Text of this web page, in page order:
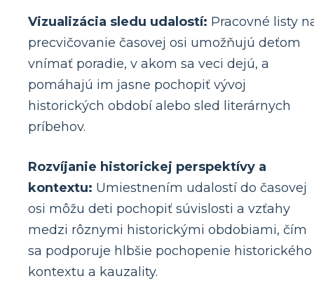
Vizualizácia sledu udalostí: Pracovné listy
precvičovanie časovej osi umožňujú deťom
vnímať poradie, v akom sa veci dejú, a
pomáhajú im jasne pochopiť vývoj
historických období alebo sled literárnych
príbehov.
Rozvíjanie historickej perspektívy a
kontextu: Umiestnením udalostí do časovej
osi môžu deti pochopiť súvislosti a vzťahy
medzi rôznymi historickými obdobiami, čím
sa podporuje hlbšie pochopenie historického
kontextu a kauzality.